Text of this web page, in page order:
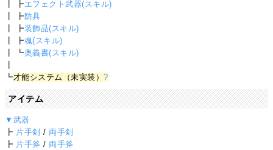
┃ ┣エフェクト武器(スキル)
┃ ┣防具
┃ ┣装飾品(スキル)
┃ ┣魂(スキル)
┃ ┗奥義書(スキル)
┗才能システム（未実装）?
アイテム
▼武器
┣ 片手剣 / 両手剣
┣ 片手斧 / 両手斧